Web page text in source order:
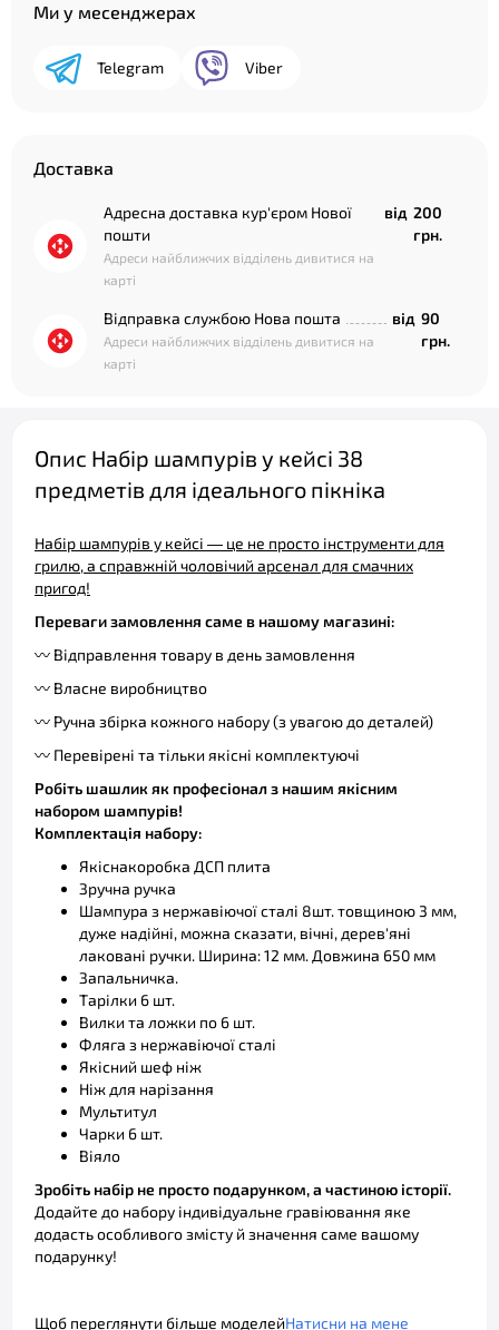
Ми у месенджерах
Telegram Viber
Доставка
Адресна доставка кур'єром Нової
пошти
Адреси найближчих відділень дивитися на
карті
від 200
грн.
Відправка службою Нова пошта
Адреси найближчих відділень дивитися на
карті
від 90
грн.
Опис Набір шампурів у кейсі 38
предметів для ідеального пікніка
Набір шампурів у кейсі — це не просто інструменти для
грилю, а справжній чоловічий арсенал для смачних
пригод!
Переваги замовлення саме в нашому магазині:
〰️ Відправлення товару в день замовлення
〰️ Власне виробництво
〰️ Ручна збірка кожного набору (з увагою до деталей)
〰️ Перевірені та тільки якісні комплектуючі
Робіть шашлик як професіонал з нашим якісним
набором шампурів!
Комплектація набору:
Якіснакоробка ДСП плита
Зручна ручка
Шампура з нержавіючої сталі 8шт. товщиною 3 мм,
дуже надійні, можна сказати, вічні, дерев'яні
лаковані ручки. Ширина: 12 мм. Довжина 650 мм
Запальничка.
Тарілки 6 шт.
Вилки та ложки по 6 шт.
Фляга з нержавіючої сталі
Якісний шеф ніж
Ніж для нарізання
Мультитул
Чарки 6 шт.
Віяло
Зробіть набір не просто подарунком, а частиною історії.
Додайте до набору індивідуальне гравіювання яке
додасть особливого змісту й значення саме вашому
подарунку!
Щоб переглянути більше моделейНатисни на мене